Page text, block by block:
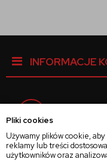
Pliki cookies
Używamy plików cookie,
reklamy lub treści
użytkowników oraz
INFORMACJE
Instagram